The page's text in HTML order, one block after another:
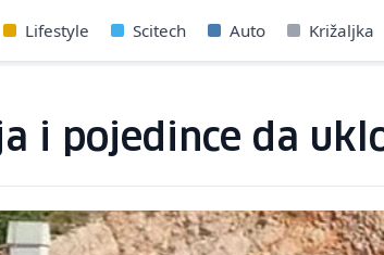
Lifestyle Scitech Auto Križaljka
i pojedince da